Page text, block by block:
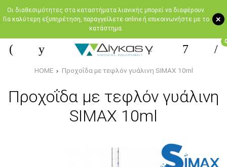
+
Oι διαθεσιμότητες στα καταστήματα λιανικής μπορεί να διαφέρουν.
Για καλύτερη εξυπηρέτηση, παραγγείλετε online ή επικοινωνήστε με το
κατάστημα.
0
HOME Προχοΐδα με τεφλόν γυάλινη SIMAX 10ml
Προχοΐδα με τεφλόν γυάλινη
SIMAX 10ml